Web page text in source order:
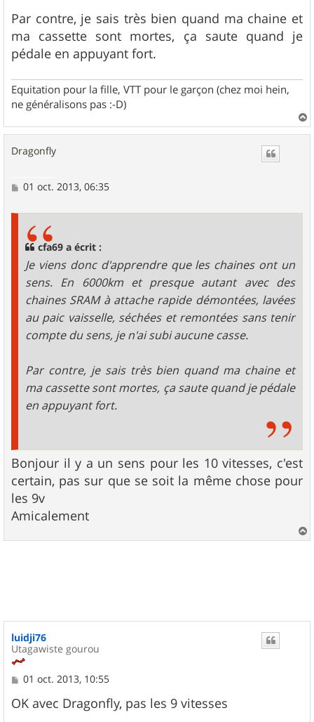
Par contre, je sais très bien quand ma chaine et
ma cassette sont mortes, ça saute quand je
pédale en appuyant fort.
Equitation pour la fille, VTT pour le garçon (chez moi hein,
ne généralisons pas :-D)
a
Dragonfly
M
01 oct. 2013, 06:35
cfa69 a écrit :
Je viens donc d'apprendre que les chaines ont un
sens. En 6000km et presque autant avec des
chaines SRAM à attache rapide démontées, lavées
au paic vaisselle, séchées et remontées sans tenir
compte du sens, je n'ai subi aucune casse.
Par contre, je sais très bien quand ma chaine et
ma cassette sont mortes, ça saute quand je pédale
en appuyant fort.
Bonjour il y a un sens pour les 10 vitesses, c'est
certain, pas sur que se soit la même chose pour
les 9v
Amicalement
a
luidji76
Utagawiste gourou
M
s
s
01 oct. 2013, 10:55
OK avec Dragonfly, pas les 9 vitesses